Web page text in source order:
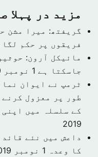
مزید در پہلا
گریفتھ: میرا مشن
فریقوں پر حکم
مائیکل آرون:
جاسکتا ہے 1 نومبر 2019
ٹرمپ نے ایوان
طور پر معزول
کے سلسلہ میں
2019
داعش میں نئے
کا وعدہ 1 نومبر 2019